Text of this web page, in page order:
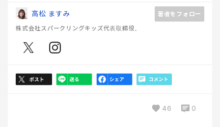
高松 ますみ
著者をフォロー
株式会社スパークリングキッズ代表取締役。
46 0